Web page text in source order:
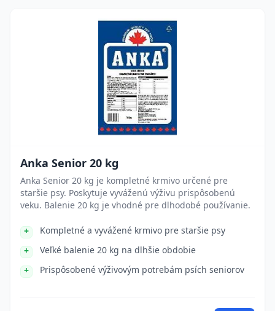
Anka Senior 20 kg
Anka Senior 20 kg je kompletné krmivo určené pre
staršie psy. Poskytuje vyváženú výživu prispôsobenú
veku. Balenie 20 kg je vhodné pre dlhodobé používanie.
Kompletné a vyvážené krmivo pre staršie psy
Veľké balenie 20 kg na dlhšie obdobie
Prispôsobené výživovým potrebám psích seniorov